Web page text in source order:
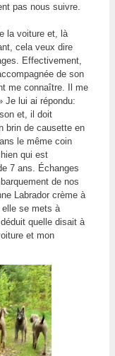
pas nous suivre.
la voiture et, là
cela veux dire
Effectivement,
de son
me connaître. Il me
Je lui ai répondu:
et, il doit
brin de causette en
le même coin
qui est
7 ans. Échanges
de nos
Labrador crème à
elle se mets à
quelle disait à
et mon